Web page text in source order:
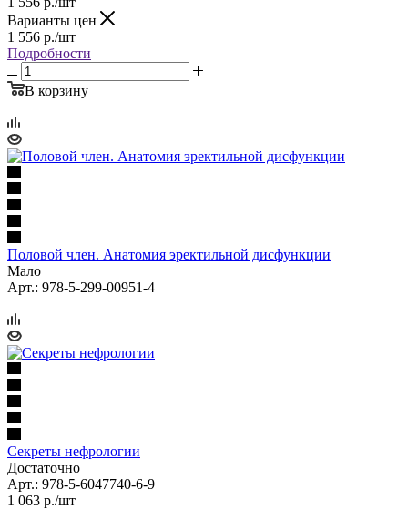
Варианты цен
1 556 р./шт
Подробности
В корзину
Половой член. Анатомия эректильной дисфункции
Мало
Арт.: 978-5-299-00951-4
Секреты нефрологии
Достаточно
Арт.: 978-5-6047740-6-9
1 063 р./шт